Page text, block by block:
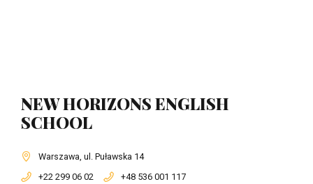
NEW HORIZONS ENGLISH
SCHOOL
Warszawa, ul. Puławska 14
+22 299 06 02
+48 536 001 117